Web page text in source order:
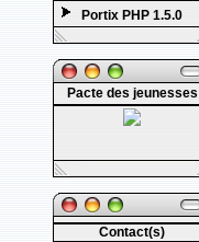
Portix PHP 1.5.0
Pacte des jeunesses
Contact(s)